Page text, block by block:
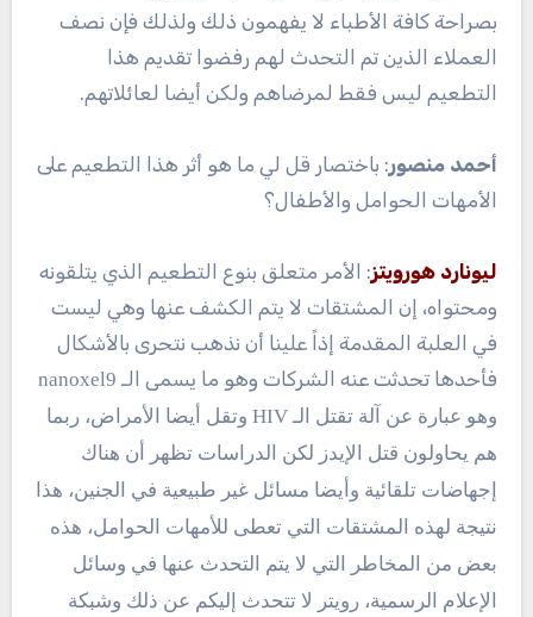
بصراحة كافة الأطباء لا يفهمون ذلك ولذلك فإن نصف
العملاء الذين تم التحدث لهم رفضوا تقديم هذا
التطعيم ليس فقط لمرضاهم ولكن أيضا لعائلاتهم.
أحمد منصور: باختصار قل لي ما هو أثر هذا التطعيم على
الأمهات الحوامل والأطفال؟
ليونارد هورويتز: الأمر متعلق بنوع التطعيم الذي يتلقونه
ومحتواه، إن المشتقات لا يتم الكشف عنها وهي ليست
في العلبة المقدمة إذاً علينا أن نذهب نتحرى بالأشكال
فأحدها تحدثت عنه الشركات وهو ما يسمى الـ nanoxel9
وهو عبارة عن آلة تقتل الـ HIV وتقل أيضا الأمراض، ربما
هم يحاولون قتل الإيدز لكن الدراسات تظهر أن هناك
إجهاضات تلقائية وأيضا مسائل غير طبيعية في الجنين، هذا
نتيجة لهذه المشتقات التي تعطى للأمهات الحوامل، هذه
بعض من المخاطر التي لا يتم التحدث عنها في وسائل
الإعلام الرسمية، رويتر لا تتحدث إليكم عن ذلك وشبكة